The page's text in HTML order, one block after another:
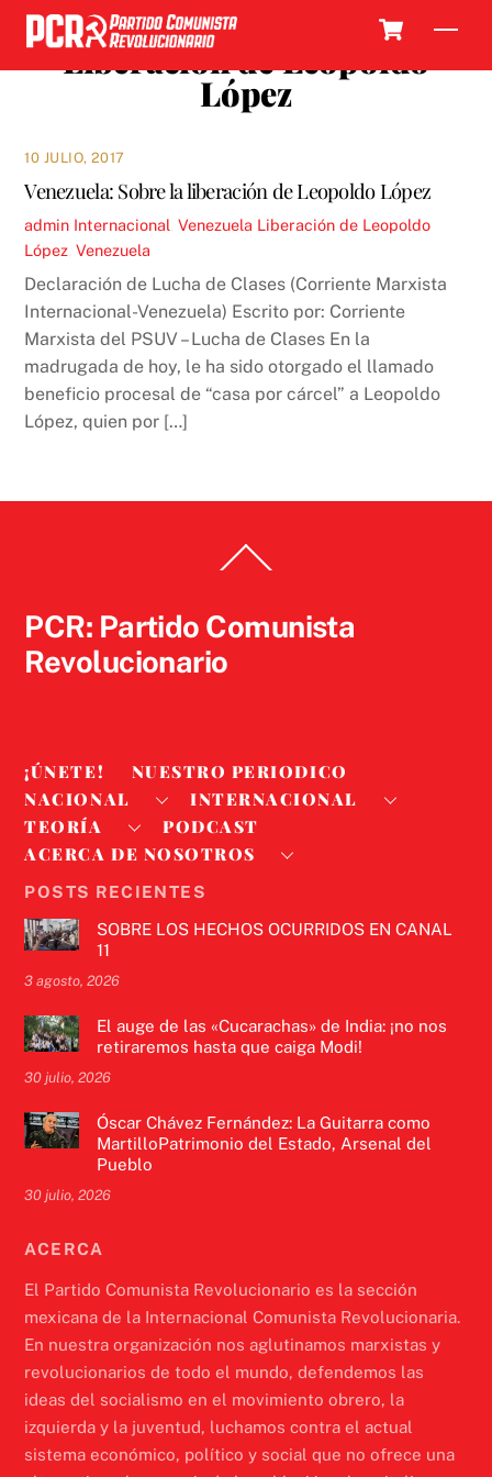
Skip
contentLiberación de Leopoldo
López
10 JULIO, 2017
Venezuela: Sobre la liberación de Leopoldo López
admin Internacional ,Venezuela Liberación de Leopoldo
López ,Venezuela
Declaración de Lucha de Clases (Corriente Marxista
Internacional-Venezuela) Escrito por: Corriente
Marxista del PSUV – Lucha de Clases En la
madrugada de hoy, le ha sido otorgado el llamado
beneficio procesal de “casa por cárcel” a Leopoldo
López, quien por […]
To
PCR: Partido Comunista
Revolucionario
¡ÚNETE!
NUESTRO PERIODICO
NACIONAL
INTERNACIONAL
TEORÍA
PODCAST
ACERCA DE NOSOTROS
POSTS RECIENTES
SOBRE LOS HECHOS OCURRIDOS EN CANAL
11
3 agosto, 2026
El auge de las «Cucarachas» de India: ¡no nos
retiraremos hasta que caiga Modi!
30 julio, 2026
Óscar Chávez Fernández: La Guitarra como
MartilloPatrimonio del Estado, Arsenal del
Pueblo
30 julio, 2026
ACERCA
El Partido Comunista Revolucionario es la sección
mexicana de la Internacional Comunista Revolucionaria.
En nuestra organización nos aglutinamos marxistas y
revolucionarios de todo el mundo, defendemos las
ideas del socialismo en el movimiento obrero, la
izquierda y la juventud, luchamos contra el actual
sistema económico, político y social que no ofrece una